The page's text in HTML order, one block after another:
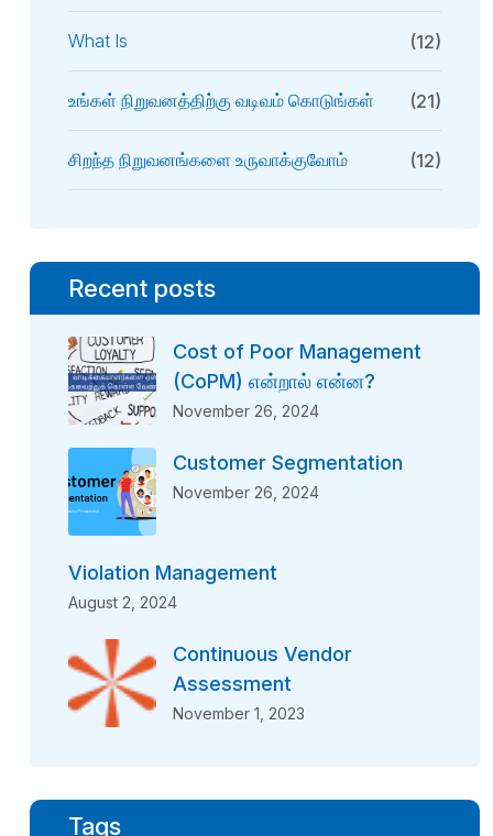
What Is (12)
உங்கள் நிறுவனத்திற்கு வடிவம் கொடுங்கள் (21)
சிறந்த நிறுவனங்களை உருவாக்குவோம் (12)
Recent posts
Cost of Poor Management
(CoPM) என்றால் என்ன?
November 26, 2024
Customer Segmentation
November 26, 2024
Violation Management
August 2, 2024
Continuous Vendor
Assessment
November 1, 2023
Tags